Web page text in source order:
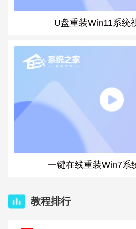
U盘重装Win11系统
一键在线重装Win7系
教程排行